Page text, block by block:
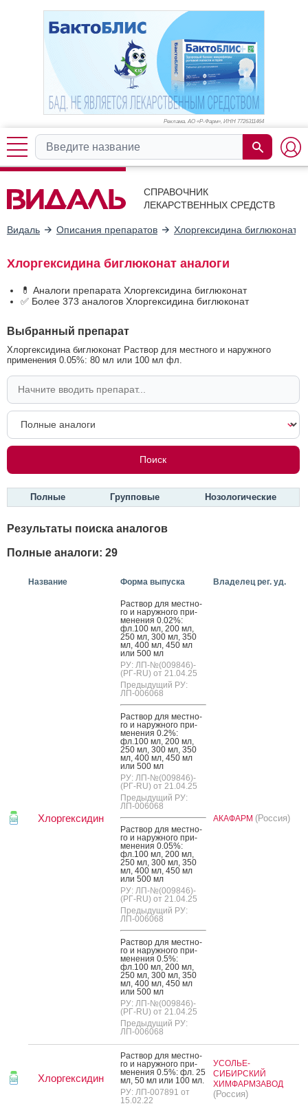
Реклама. АО «Р-Фарм», ИНН 7726311464
СПРАВОЧНИК
ЛЕКАРСТВЕННЫХ СРЕДСТВ
Видаль Описания препаратов Хлоргексидина биглюконат
Хлоргексидина биглюконат аналоги
💊 Аналоги препарата Хлоргексидина биглюконат
✅ Более 373 аналогов Хлоргексидина биглюконат
Выбранный препарат
Хлоргексидина биглюконат Раствор для местного и наружного
применения 0.05%: 80 мл или 100 мл фл.
Полные Групповые Нозологические
Результаты поиска аналогов
Полные аналоги: 29
Название Форма выпуска Владелец рег. уд.
Хлоргексидин
Рас­твор для мес­тно­
го и на­руж­но­го при­
мене­ния 0.02%:
фл.100 мл, 200 мл,
250 мл, 300 мл, 350
мл, 400 мл, 450 мл
или 500 мл
РУ: ЛП-№(009846)-
(РГ-RU) от 21.04.25
Предыдущий РУ:
ЛП-006068
Рас­твор для мес­тно­
го и на­руж­но­го при­
мене­ния 0.2%:
фл.100 мл, 200 мл,
250 мл, 300 мл, 350
мл, 400 мл, 450 мл
или 500 мл
РУ: ЛП-№(009846)-
(РГ-RU) от 21.04.25
Предыдущий РУ:
ЛП-006068
Рас­твор для мес­тно­
го и на­руж­но­го при­
мене­ния 0.05%:
фл.100 мл, 200 мл,
250 мл, 300 мл, 350
мл, 400 мл, 450 мл
или 500 мл
РУ: ЛП-№(009846)-
(РГ-RU) от 21.04.25
Предыдущий РУ:
ЛП-006068
Рас­твор для мес­тно­
го и на­руж­но­го при­
мене­ния 0.5%:
фл.100 мл, 200 мл,
250 мл, 300 мл, 350
мл, 400 мл, 450 мл
или 500 мл
РУ: ЛП-№(009846)-
(РГ-RU) от 21.04.25
Предыдущий РУ:
ЛП-006068
АКАФАРМ (Россия)
Хлоргексидин
Рас­твор для мес­тно­
го и на­руж­но­го при­
мене­ния 0.5%: фл. 25
мл, 50 мл или 100 мл.
РУ: ЛП-007891 от
15.02.22
УСОЛЬЕ-
СИБИРСКИЙ
ХИМФАРМЗАВОД
(Россия)